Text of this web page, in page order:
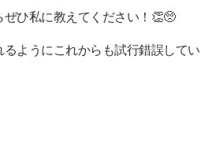
ひ私に教えてください！👏🥺
ようにこれからも試行錯誤してい